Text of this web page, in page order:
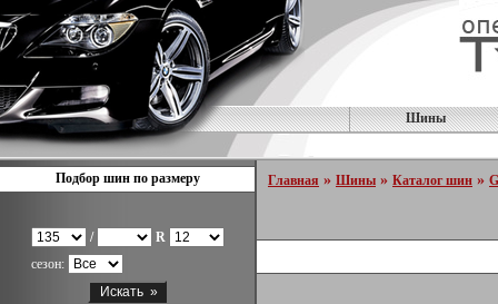
Шины
Подбор шин по размеру
/
R
сезон:
Главная » Шины » Каталог шин »